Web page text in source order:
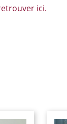
ici.